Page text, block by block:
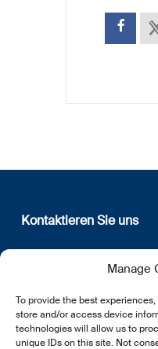
Manage
To provide the best
store and/or access device
technologies will allow us to
unique IDs on this site. Not
Kontaktieren Sie uns
12, rue Erasme
L-1468 Luxembourg
E:info@lsfi.lu